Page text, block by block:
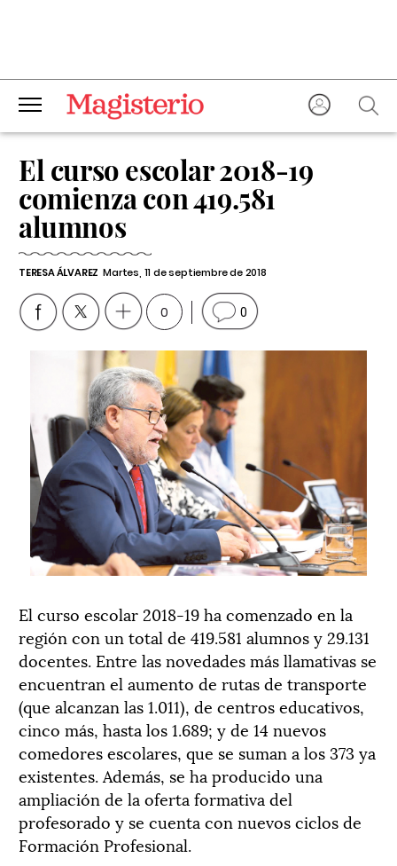
El curso escolar 2018-19
comienza con 419.581
alumnos
TERESA ÁLVAREZ Martes, 11 de septiembre de 2018
0 0
El curso escolar 2018-19 ha comenzado en la
región con un total de 419.581 alumnos y 29.131
docentes. Entre las novedades más llamativas se
encuentran el aumento de rutas de transporte
(que alcanzan las 1.011), de centros educativos,
cinco más, hasta los 1.689; y de 14 nuevos
comedores escolares, que se suman a los 373 ya
existentes. Además, se ha producido una
ampliación de la oferta formativa del
profesorado y se cuenta con nuevos ciclos de
Formación Profesional.